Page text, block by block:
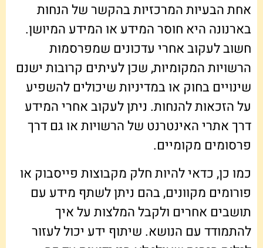
אחת הבעיות המרכזיות בהקשר של הנחות
בארנונה היא חוסר המידע או המידע המיושן.
חשוב לעקוב אחרי עדכונים שמפרסמות
הרשויות המקומיות, שכן לעיתים קרובות ישנם
שינויים בחוק או במדיניות שיכולים להשפיע
על הזכאות להנחות. ניתן לעקוב אחרי המידע
דרך אתרי האינטרנט של הרשויות או גם דרך
פרסומים מקומיים.
כמו כן, כדאי להיות חלק מקבוצות פייסבוק או
פורומים מקוונים, בהם ניתן לשתף מידע עם
תושבים אחרים ולקבל המלצות על איך
להתמודד עם הנושא. שיתוף ידע יכול לעזור